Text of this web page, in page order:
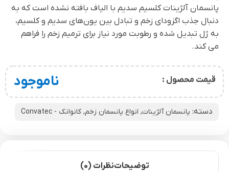
پانسمان آلژینات کلسیم سدیم با الیاف بافته نشده است که به
دنبال جذب اگزودای زخم و تبادل بین یون‌های سدیم و کلسیم،
به ژل تبدیل شده و رطوبت مورد نیاز برای ترمیم زخم را فراهم
می کند.
قیمت محصول : ناموجود
دسته: پانسمان آلژینات, انواع پانسمان زخم, کانواتک - Convatec
توضیحاتنظرات (0)